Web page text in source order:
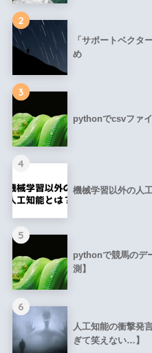
2
「サポートベクタ
め
3
pythonでcsvファ
4
機械学習以外の人
5
pythonで競馬のデ
測】
6
人工知能の衝撃発
ぎて笑えない…】